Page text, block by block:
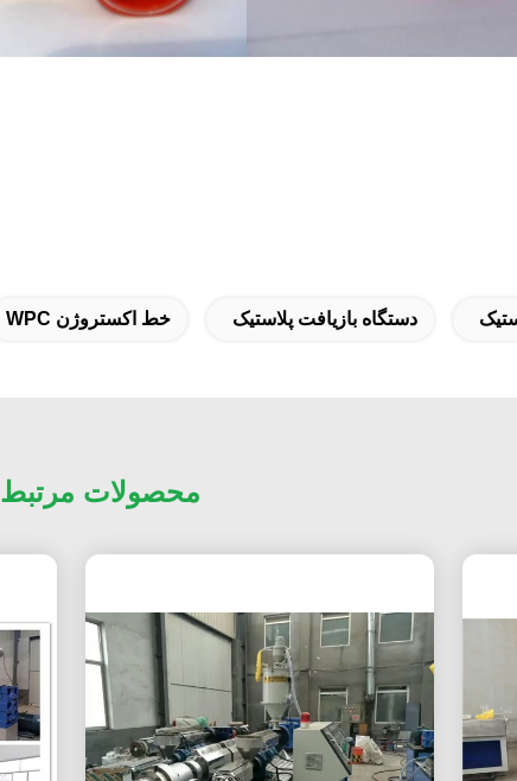
دستگاه بازیافت پلاستیک خط اکستروژن WPC
محصولات مرتبط